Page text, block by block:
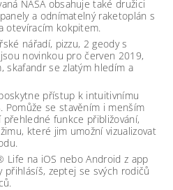
NASA obsahuje také družici
a odnímatelný raketoplán s
otevíracím kokpitem.
nářadí, pizzu, 2 geody s
novinkou pro červen 2019,
skafandr se zlatým hledím a
přístup k intuitivnímu
Pomůže se stavěním i menším
funkce přibližování,
které jim umožní vizualizovat
Life na iOS nebo Android z app
přihlásíš, zeptej se svých rodičů